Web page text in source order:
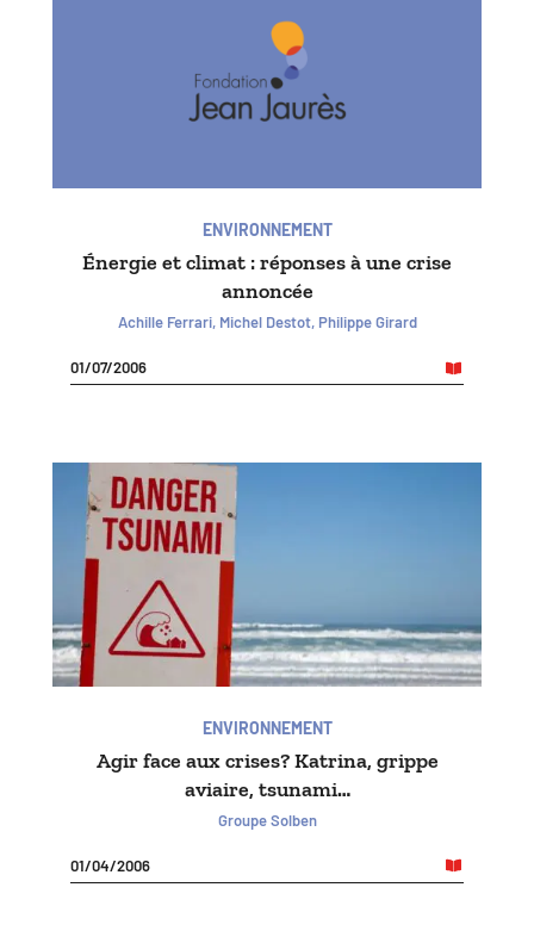
ENVIRONNEMENT
Énergie et climat : réponses à une crise
annoncée
Achille Ferrari, Michel Destot, Philippe Girard
01/07/2006
ENVIRONNEMENT
Agir face aux crises? Katrina, grippe
aviaire, tsunami…
Groupe Solben
01/04/2006